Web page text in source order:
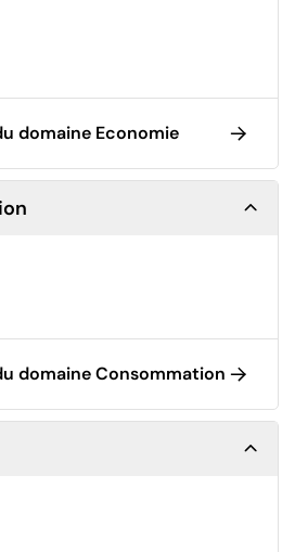
domaine Economie
domaine Consommation